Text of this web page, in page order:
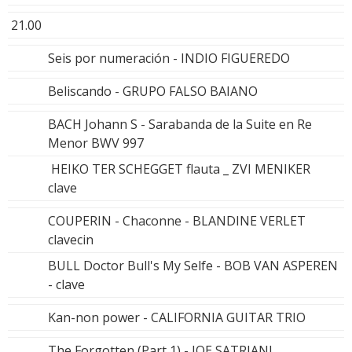
21.00
Seis por numeración - INDIO FIGUEREDO
Beliscando - GRUPO FALSO BAIANO
BACH Johann S - Sarabanda de la Suite en Re
Menor BWV 997
HEIKO TER SCHEGGET flauta _ ZVI MENIKER
clave
COUPERIN - Chaconne - BLANDINE VERLET
clavecin
BULL Doctor Bull's My Selfe - BOB VAN ASPEREN
- clave
Kan-non power - CALIFORNIA GUITAR TRIO